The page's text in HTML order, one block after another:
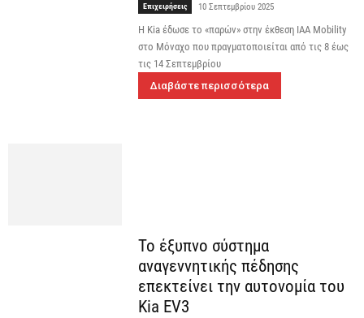
Επιχειρήσεις 10 Σεπτεμβρίου 2025
Η Kia έδωσε το «παρών» στην έκθεση IAA Mobility
στο Μόναχο που πραγματοποιείται από τις 8 έως
τις 14 Σεπτεμβρίου
Διαβάστε περισσότερα
Το έξυπνο σύστημα
αναγεννητικής πέδησης
επεκτείνει την αυτονομία του
Kia EV3